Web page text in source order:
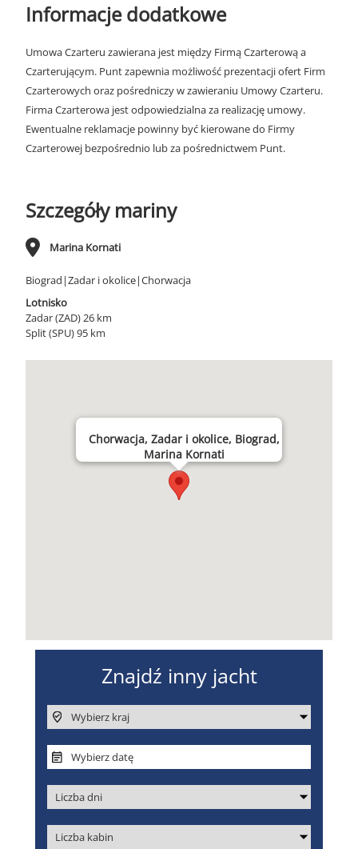
Informacje dodatkowe
Umowa Czarteru zawierana jest między Firmą Czarterową a
Czarterującym. Punt zapewnia możliwość prezentacji ofert Firm
Czarterowych oraz pośredniczy w zawieraniu Umowy Czarteru.
Firma Czarterowa jest odpowiedzialna za realizację umowy.
Ewentualne reklamacje powinny być kierowane do Firmy
Czarterowej bezpośrednio lub za pośrednictwem Punt.
Szczegóły mariny
Marina Kornati
Biograd|Zadar i okolice|Chorwacja
Lotnisko
Zadar (ZAD) 26 km
Split (SPU) 95 km
Chorwacja, Zadar i okolice, Biograd,
Marina Kornati